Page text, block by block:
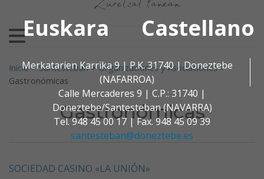
Euskara Castellano
Merkatarien Karrika 9 | P.K. 31740 | Doneztebe
(NAFARROA)
Calle Mercaderes 9 | C.P.: 31740 |
Doneztebe/Santesteban (NAVARRA)
Tel. 948 45 00 17 | Fax. 948 45 09 39
santesteban@doneztebe.es
Buscar:
Inicio>Santesteban>Organizaciones y Asociaciones>
Gastronómicas
Gastronómicas
SOCIEDAD CASINO «LA UNIÓN»